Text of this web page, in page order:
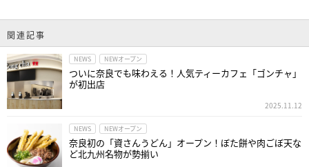
関連記事
NEWS NEWオープン
ついに奈良でも味わえる！人気ティーカフェ「ゴンチャ」
が初出店
2025.11.12
NEWS NEWオープン
奈良初の「資さんうどん」オープン！ぼた餅や肉ごぼ天な
ど北九州名物が勢揃い